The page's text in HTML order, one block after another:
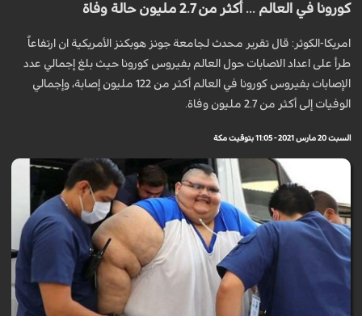
كورونا في العالم ... أكثر من 2.7 مليون حالة وفاة
امريكا-الكوثر: قال تقرير محدث لجامعة جونز هوبكنز الأمريكية ان ارتفاعاً
طرأ على اعداد الاصابات حول العالم بفيروس كورونا حيث بلغ إجمالي عدد
الإصابات بفيروس كورونا في العالم أكثر من 122 مليون إصابة، وإجمالي
الوفيات إلى أكثر من 2.7 مليون وفاة.
السبت 20 مارس 2021 - 11:05 بتوقيت مكة